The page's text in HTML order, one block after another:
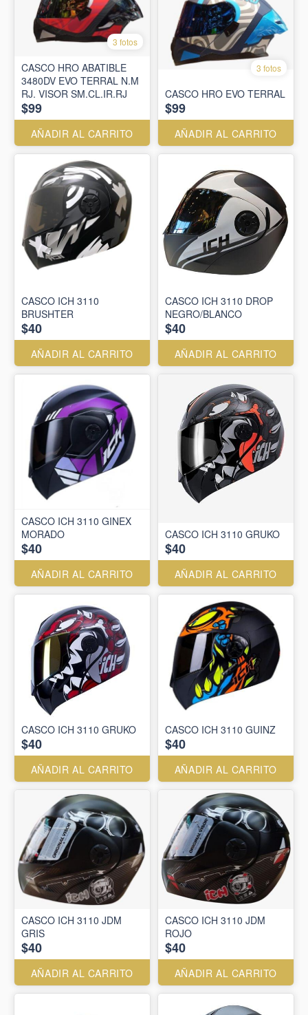
3 fotos
CASCO HRO ABATIBLE
3480DV EVO TERRAL N.M
RJ. VISOR SM.CL.IR.RJ
$99
AÑADIR AL CARRITO
3 fotos
CASCO HRO EVO TERRAL
$99
AÑADIR AL CARRITO
CASCO ICH 3110
BRUSHTER
$40
AÑADIR AL CARRITO
CASCO ICH 3110 DROP
NEGRO/BLANCO
$40
AÑADIR AL CARRITO
CASCO ICH 3110 GINEX
MORADO
$40
AÑADIR AL CARRITO
CASCO ICH 3110 GRUKO
$40
AÑADIR AL CARRITO
CASCO ICH 3110 GRUKO
$40
AÑADIR AL CARRITO
CASCO ICH 3110 GUINZ
$40
AÑADIR AL CARRITO
CASCO ICH 3110 JDM
GRIS
$40
AÑADIR AL CARRITO
CASCO ICH 3110 JDM
ROJO
$40
AÑADIR AL CARRITO